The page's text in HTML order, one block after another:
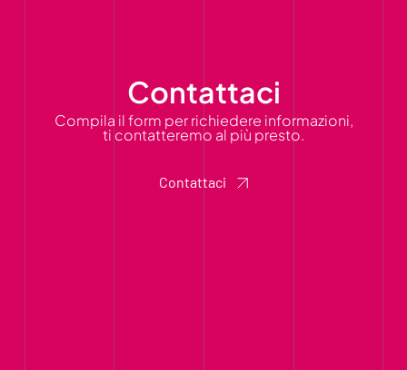
Contattaci
Compila il form per richiedere informazioni,
ti contatteremo al più presto.
Contattaci